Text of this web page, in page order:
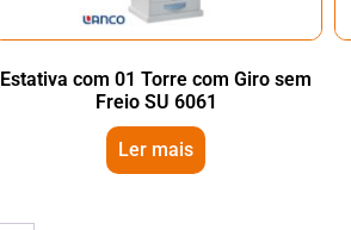
Estativa com 01 Torre com Giro sem
Freio SU 6061
Ler mais